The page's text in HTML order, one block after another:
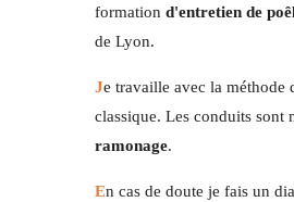
formation d'entretien de
de Lyon.
Je travaille avec la méthode
classique. Les conduits sont
ramonage.
En cas de doute je fais un